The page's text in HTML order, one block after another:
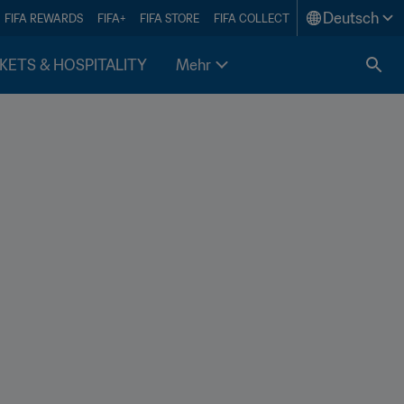
FIFA REWARDS FIFA+ FIFA STORE FIFA COLLECT Deutsch
& HOSPITALITY Mehr